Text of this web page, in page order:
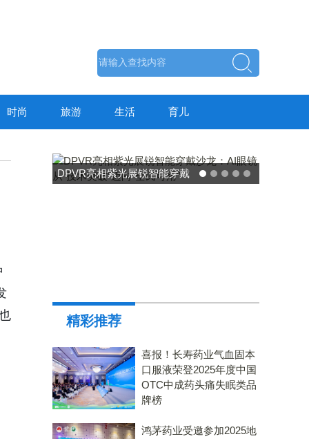
时尚 旅游 生活 育儿
东方药林"雪康保"凝胶型膳食
精彩推荐
喜报！长寿药业气血固本
口服液荣登2025年度中国
OTC中成药头痛失眠类品
牌榜
鸿茅药业受邀参加2025地